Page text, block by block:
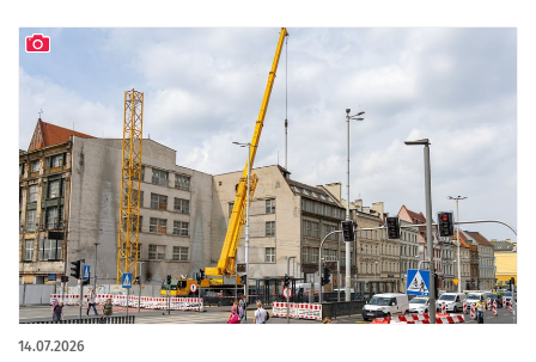
14.07.2026
artykuł z galerią zdjęć